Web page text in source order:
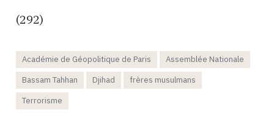
(292)
Académie de Géopolitique de Paris
Assemblée Nationale
Bassam Tahhan
Djihad
frères musulmans
Terrorisme